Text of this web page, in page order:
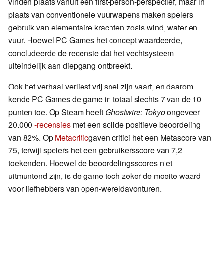
plaats van conventionele vuurwapens maken spelers
gebruik van elementaire krachten zoals wind, water en
vuur. Hoewel PC Games het concept waardeerde,
concludeerde de recensie dat het vechtsysteem
uiteindelijk aan diepgang ontbreekt.
Ook het verhaal verliest vrij snel zijn vaart, en daarom
kende PC Games de game in totaal slechts 7 van de 10
punten toe. Op Steam heeft Ghostwire: Tokyoongeveer
20.000 -recensies met een solide positieve beoordeling
van 82%. Op Metacriticgaven critici het een Metascore van
75, terwijl spelers het een gebruikersscore van 7,2
toekenden. Hoewel de beoordelingsscores niet
uitmuntend zijn, is de game toch zeker de moeite waard
voor liefhebbers van open-wereldavonturen.